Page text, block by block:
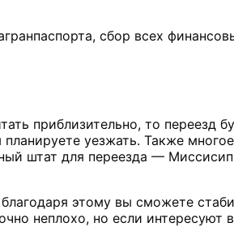
сбор всех
приблизительно, то переезд
уезжать. Также
штат для переезда —
этому вы сможете
неплохо, но если